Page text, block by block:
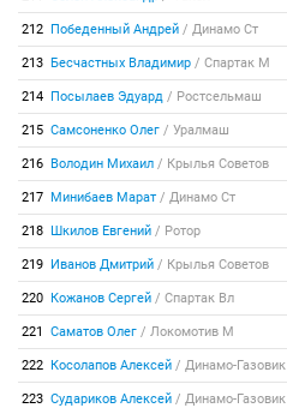
212 Победенный Андрей / Динамо Ст
213 Бесчастных Владимир / Спартак М
214 Посылаев Эдуард / Ростсельмаш
215 Самсоненко Олег / Уралмаш
216 Володин Михаил / Крылья Советов
217 Минибаев Марат / Динамо Ст
218 Шкилов Евгений / Ротор
219 Иванов Дмитрий / Крылья Советов
220 Кожанов Сергей / Спартак Вл
221 Саматов Олег / Локомотив М
222 Косолапов Алексей / Динамо-Газовик
223 Судариков Алексей / Динамо-Газовик